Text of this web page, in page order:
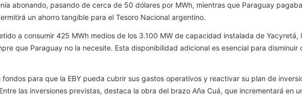
abonando, pasando de cerca de 50 dólares por MWh, mientras que Paraguay
un ahorro tangible para el Tesoro Nacional argentino.
a consumir 425 MWh medios de los 3.100 MW de capacidad instalada de Yacyretá,
que Paraguay no la necesite. Esta disponibilidad adicional es esencial para disminuir
para que la EBY pueda cubrir sus gastos operativos y reactivar su plan de
las inversiones previstas, destaca la obra del brazo Aña Cuá, que incrementará en